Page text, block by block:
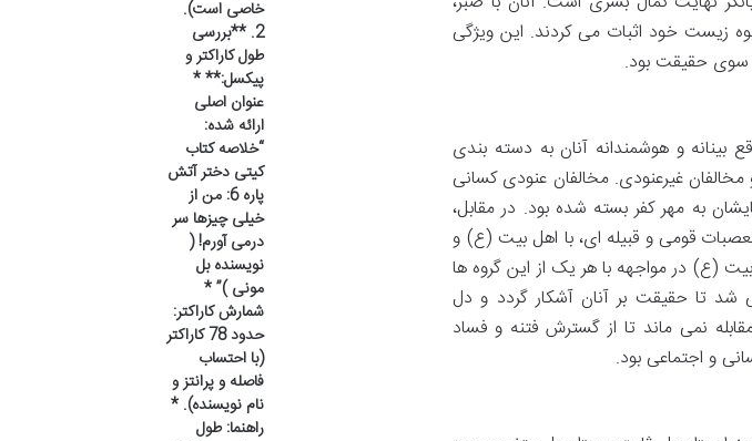
زیست خود اثبات می کردند. این ویژگی
سوی حقیقت بود.
و هوشمندانه آنان به دسته بندی
غیرعنودی. مخالفان عنودی کسانی
به مهر کفر بسته شده بود. در مقابل،
قومی و قبیله ای، با اهل بیت (ع) و
(ع) در مواجهه با هر یک از این گروه ها
شد تا حقیقت بر آنان آشکار گردد و دل
نمی ماند تا از گسترش فتنه و فساد
و اجتماعی بود.
خاصی است).
2. **بررسی
طول کاراکتر و
پیکسل:** *
عنوان اصلی
ارائه شده:
“خلاصه کتاب
کیتی دختر آتش
پاره 6: من از
خیلی چیزها سر
درمی آورم! (
نویسنده بل
مونی )” *
شمارش کاراکتر:
حدود 78 کاراکتر
(با احتساب
فاصله و پرانتز و
نام نویسنده). *
راهنما: طول